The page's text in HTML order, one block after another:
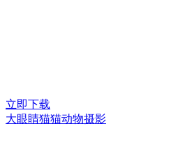
立即下载
大眼睛猫猫动物摄影